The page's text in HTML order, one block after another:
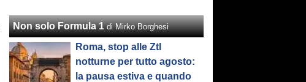
Non solo Formula 1 di Mirko Borghesi
Roma, stop alle Ztl
notturne per tutto agosto:
la pausa estiva e quando